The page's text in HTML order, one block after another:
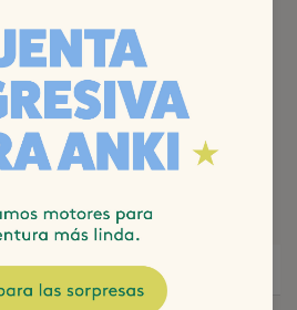
súper personalizado.